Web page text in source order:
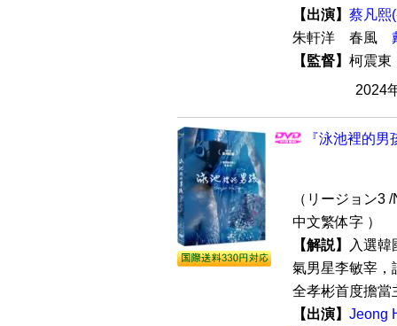
【出演】 蔡凡熙
朱軒洋 春風
【監督】 柯震
2024
『泳池裡的
（リージョン3
中文繁体字 ）
【解説】
入選
氣男星李敏宰，
全孝彬首度擔當
【出演】 Jeong